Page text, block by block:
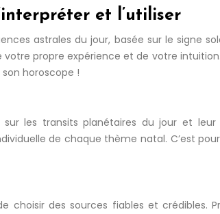
et l’utiliser
astrales du jour, basée sur le signe
propre expérience et de votre
horoscope !
les transits planétaires du jour et
de chaque thème natal. C’est
choisir des sources fiables et